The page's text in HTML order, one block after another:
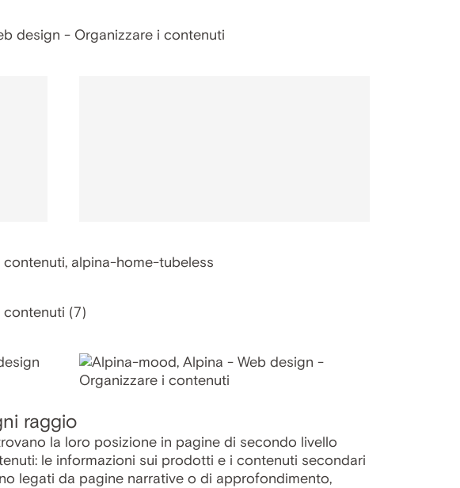
raggio
la loro posizione in pagine di secondo livello
le informazioni sui prodotti e i contenuti secondari
legati da pagine narrative o di approfondimento,